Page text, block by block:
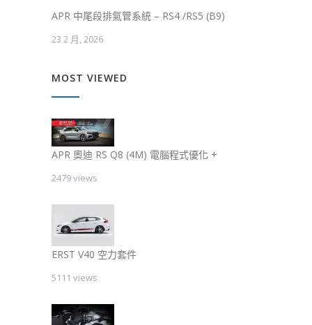
APR 中尾段排氣管系統 – RS4 /RS5 (B9)
23 2 月, 2026
MOST VIEWED
APR 奧迪 RS Q8 (4M) 電腦程式優化 +
2479 views
ERST V40 空力套件
5111 views